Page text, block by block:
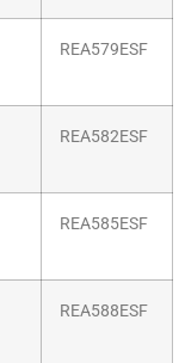
REA579ESF
REA582ESF
REA585ESF
REA588ESF